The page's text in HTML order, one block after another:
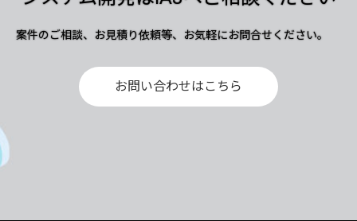
案件のご相談、お見積り依頼等、お気軽にお問合せください。
お問い合わせはこちら